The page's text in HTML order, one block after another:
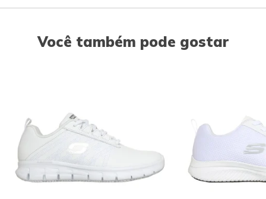
Você também pode gostar